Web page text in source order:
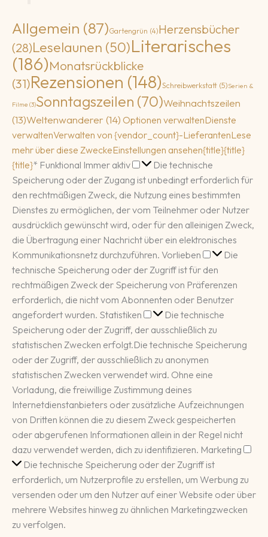
Allgemein (87)Gartengrün (4)Herzensbücher
(28)Leselaunen (50)Literarisches
(186)Monatsrückblicke
(31)Rezensionen (148)Schreibwerkstatt (5)Serien &
Filme (3)Sonntagszeilen (70)Weihnachtszeilen
(13)Weltenwanderer (14) Optionen verwaltenDienste
verwaltenVerwalten von {vendor_count}-LieferantenLese
mehr über diese ZweckeEinstellungen ansehen{title}{title}
{title}* Funktional Immer aktiv Funktional
Die technische
Speicherung oder der Zugang ist unbedingt erforderlich für
den rechtmäßigen Zweck, die Nutzung eines bestimmten
Dienstes zu ermöglichen, der vom Teilnehmer oder Nutzer
ausdrücklich gewünscht wird, oder für den alleinigen Zweck,
die Übertragung einer Nachricht über ein elektronisches
Kommunikationsnetz durchzuführen. Vorlieben Vorlieben
Die
technische Speicherung oder der Zugriff ist für den
rechtmäßigen Zweck der Speicherung von Präferenzen
erforderlich, die nicht vom Abonnenten oder Benutzer
angefordert wurden. Statistiken Statistiken
Die technische
Speicherung oder der Zugriff, der ausschließlich zu
statistischen Zwecken erfolgt.Die technische Speicherung
oder der Zugriff, der ausschließlich zu anonymen
statistischen Zwecken verwendet wird. Ohne eine
Vorladung, die freiwillige Zustimmung deines
Internetdienstanbieters oder zusätzliche Aufzeichnungen
von Dritten können die zu diesem Zweck gespeicherten
oder abgerufenen Informationen allein in der Regel nicht
dazu verwendet werden, dich zu identifizieren. Marketing
Die technische Speicherung oder der Zugriff ist
erforderlich, um Nutzerprofile zu erstellen, um Werbung zu
versenden oder um den Nutzer auf einer Website oder über
mehrere Websites hinweg zu ähnlichen Marketingzwecken
zu verfolgen.